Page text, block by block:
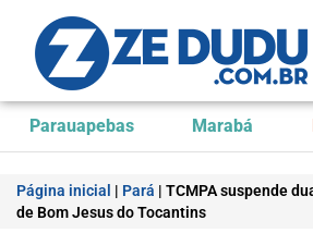
Parauapebas Marabá
Página inicial | Pará | TCMPA suspende
de Bom Jesus do Tocantins